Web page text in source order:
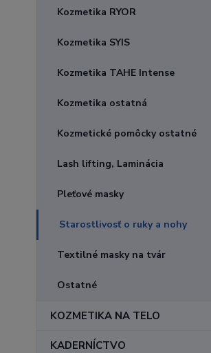
Kozmetika RYOR
Kozmetika SYIS
Kozmetika TAHE Intense
Kozmetika ostatná
Kozmetické pomôcky ostatné
Lash lifting, Laminácia
Pleťové masky
Starostlivosť o ruky a nohy
Textilné masky na tvár
Ostatné
KOZMETIKA NA TELO
KADERNÍCTVO